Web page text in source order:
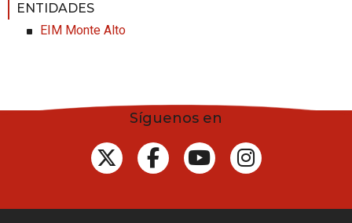
ENTIDADES
EIM Monte Alto
Síguenos en